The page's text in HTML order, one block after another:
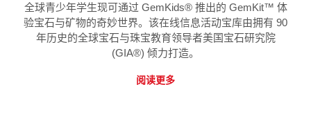
全球青少年学生现可通过 GemKids® 推出的 GemKit™ 体
验宝石与矿物的奇妙世界。该在线信息活动宝库由拥有 90
年历史的全球宝石与珠宝教育领导者美国宝石研究院
(GIA®) 倾力打造。
阅读更多